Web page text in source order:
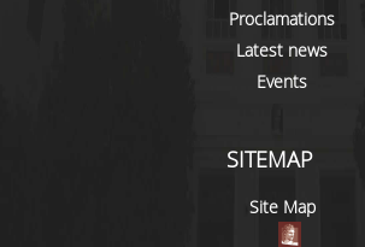
Proclamations
Latest news
Events
SITEMAP
Site Map